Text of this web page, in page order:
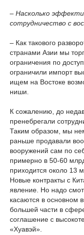
– Насколько
сотрудничество с
– Как такового
странами Азии мы
ограничения по
ограничили импорт
ищем на Востоке
ниши.
К сожалению, до
пренебрегали
Таким образом, мы
раньше продавали
вооружений сам по
примерно в 50-60
приходится около 13
Новые контракты с
явление. Но надо
касаются в основном
большей части в
соглашение с
«Хуавэй».